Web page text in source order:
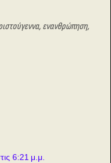
ενανθρώπηση,
6:21 μ.μ.